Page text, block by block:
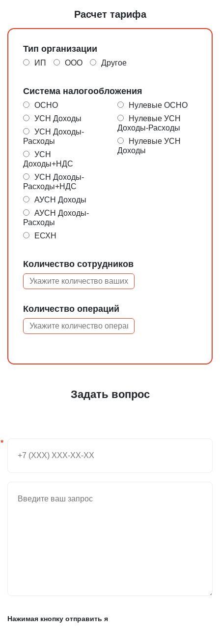
Расчет тарифа
Тип организации
ИП ООО Другое
Система налогообложения
ОСНО
УСН Доходы
УСН Доходы-
Расходы
УСН
Доходы+НДС
УСН Доходы-
Расходы+НДС
АУСН Доходы
АУСН Доходы-
Расходы
ЕСХН
Нулевые ОСНО
Нулевые УСН
Доходы-Расходы
Нулевые УСН
Доходы
Количество сотрудников
Количество операций
Задать вопрос
*
Нажимая кнопку отправить я
Принимаю Политику конфиденциальности